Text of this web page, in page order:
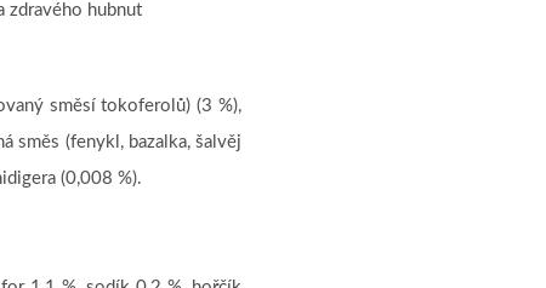
zdravého hubnut
směsí tokoferolů) (3 %),
směs (fenykl, bazalka, šalvěj
(0,008 %).